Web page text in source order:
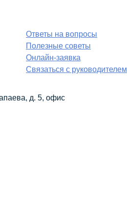
Ответы на вопросы
Полезные советы
Онлайн-заявка
Связаться с руководителем
д. 5, офис